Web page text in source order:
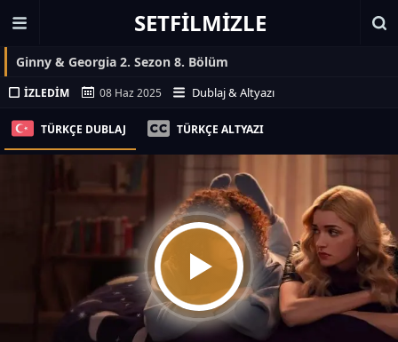
SETFILMIZLE
Ginny & Georgia 2. Sezon 8. Bölüm
İZLEDIM 08 Haz 2025 Dublaj & Altyazı
TÜRKÇE DUBLAJ TÜRKÇE ALTYAZI